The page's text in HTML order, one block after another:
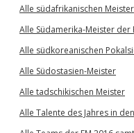
Alle südafrikanischen Meister
Alle Südamerika-Meister der
Alle südkoreanischen
Alle Südostasien-Meister
Alle tadschikischen Meister
Alle Talente des Jahres in